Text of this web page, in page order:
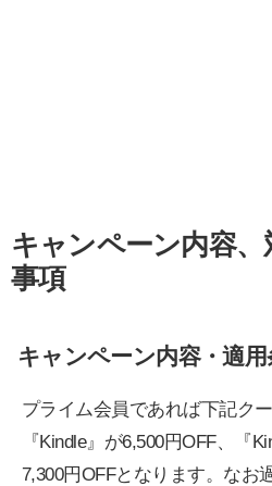
キャンペーン内容、
事項
キャンペーン内容・適用
プライム会員であれば下記ク
『Kindle』が6,500円OFF、『
7,300円OFFとなります。なお